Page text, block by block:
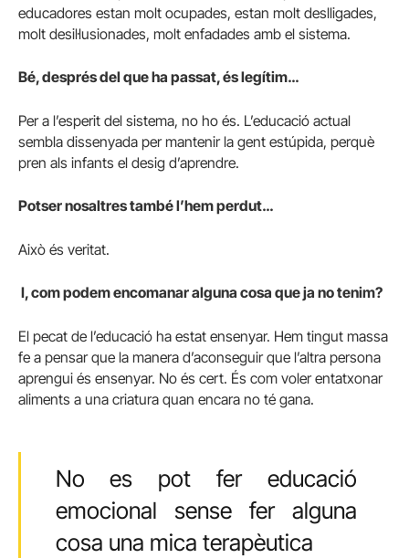
educadores estan molt ocupades, estan molt deslligades,
molt desil·lusionades, molt enfadades amb el sistema.
Bé, després del que ha passat, és legítim…
Per a l’esperit del sistema, no ho és. L’educació actual
sembla dissenyada per mantenir la gent estúpida, perquè
pren als infants el desig d’aprendre.
Potser nosaltres també l’hem perdut…
Això és veritat.
I, com podem encomanar alguna cosa que ja no tenim?
El pecat de l’educació ha estat ensenyar. Hem tingut massa
fe a pensar que la manera d’aconseguir que l’altra persona
aprengui és ensenyar. No és cert. És com voler entatxonar
aliments a una criatura quan encara no té gana.
No es pot fer educació
emocional sense fer alguna
cosa una mica terapèutica